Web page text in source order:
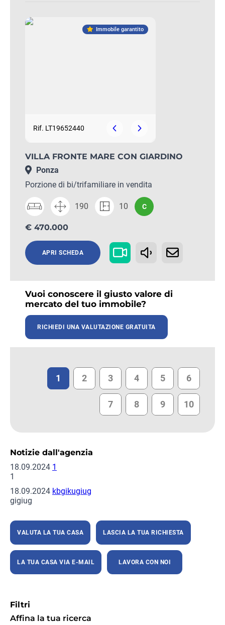
Immobile garantito
Rif. LT19652440
VILLA FRONTE MARE CON GIARDINO
Ponza
Porzione di bi/trifamiliare in vendita
190 10 C
€ 470.000
APRI SCHEDA
Vuoi conoscere il giusto valore di
mercato del tuo immobile?
RICHIEDI UNA VALUTAZIONE GRATUITA
1 2 3 4 5 6
7 8 9 10
Notizie dall'agenzia
18.09.2024 1
1
18.09.2024 kbgikugiug
gigiug
VALUTA LA TUA CASA LASCIA LA TUA RICHIESTA
LA TUA CASA VIA E-MAIL LAVORA CON NOI
Filtri
Affina la tua ricerca